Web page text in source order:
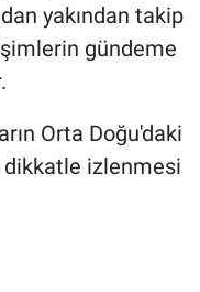
yakından takip
gündeme
Orta Doğu'daki
dikkatle izlenmesi